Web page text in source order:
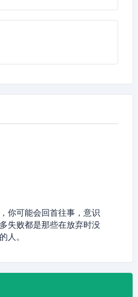
你可能会回首往事，意识
失败都是那些在放弃时没
人。